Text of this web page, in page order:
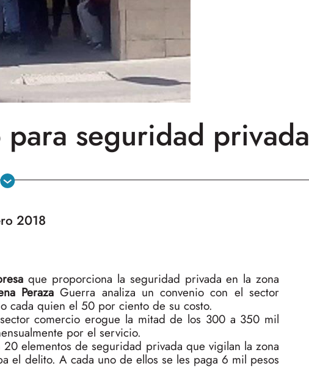
seguridad privada
2018
que proporciona la seguridad privada en la zona
Peraza Guerra analiza un convenio con el sector
cada quien el 50 por ciento de su costo.
comercio erogue la mitad de los 300 a 350 mil
por el servicio.
20 elementos de seguridad privada que vigilan la zona
el delito. A cada uno de ellos se les paga 6 mil pesos